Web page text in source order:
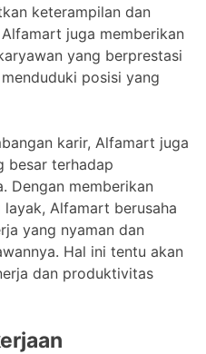
keterampilan dan
juga memberikan
yang berprestasi
posisi yang
karir, Alfamart juga
besar terhadap
Dengan memberikan
Alfamart berusaha
yang nyaman dan
Hal ini tentu akan
dan produktivitas